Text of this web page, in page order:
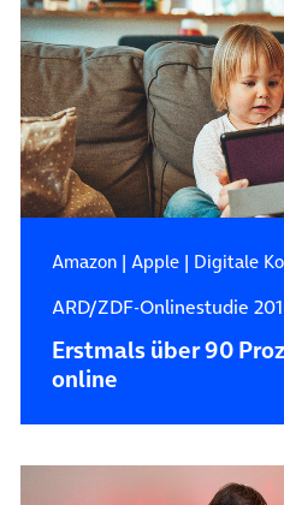
Amazon| Apple| Digitale
ARD/ZDF-Onlinestudie
Erstmals über 90
online